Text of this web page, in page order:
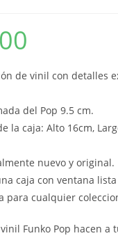
de vinil con detalles
del Pop 9.5 cm.
la caja: Alto 16cm,
nuevo y original.
caja con ventana
para cualquier
Funko Pop hacen a